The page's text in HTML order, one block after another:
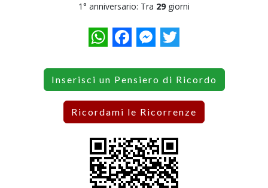
1° anniversario: Tra 29 giorni
WhatsAppFacebookMessenger
Twitter
Inserisci un Pensiero di Ricordo
Ricordami le Ricorrenze